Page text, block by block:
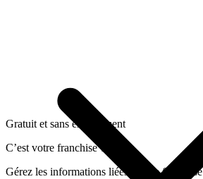
Gratuit et sans engagement
C’est votre franchise ?
Gérez les informations liées a cette franchise